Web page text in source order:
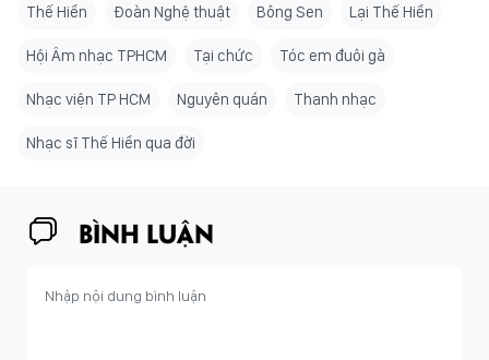
Thế Hiển Đoàn Nghệ thuật Bông Sen Lại Thế Hiển
Hội Âm nhạc TPHCM Tại chức Tóc em đuôi gà
Nhạc viện TP HCM Nguyên quán Thanh nhạc
Nhạc sĩ Thế Hiển qua đời
BÌNH LUẬN